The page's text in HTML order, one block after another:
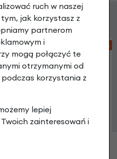
-68%
ruch w naszej
jak korzystasz z
partnerom
i
mogą połączyć te
otrzymanymi od
korzystania z
lepiej
zainteresowań i